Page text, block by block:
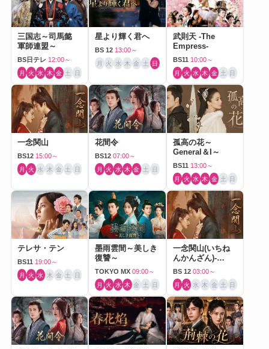
三国志～司馬懿
軍師連盟～
BS日テレ 12:00～
月 火 水 木 金 土 日
星より輝く君へ
BS 12 13:00～
月 火 水 木 金 土 日
武則天 -The
Empress-
BS11 10:00～
月 火 水 木 金 土 日
一念関山
BS12 15:00～
月 火 水 木 金 土 日
花間令
BS12 07:00～
月 火 水 木 金 土 日
孤高の花～
General＆I～
BS11 13:00～
月 火 水 木 金 土 日
テレサ・テン
BS11 19:00～
月 火 水 木 金 土 日
墨雨雲間～美しき
復讐～
TOKYO MX 09:00～
月 火 水 木 金 土 日
一念関山(いちね
んかんざん)-
Journey to Love-
BS 12 03:00～
月 火 水 木 金 土 日